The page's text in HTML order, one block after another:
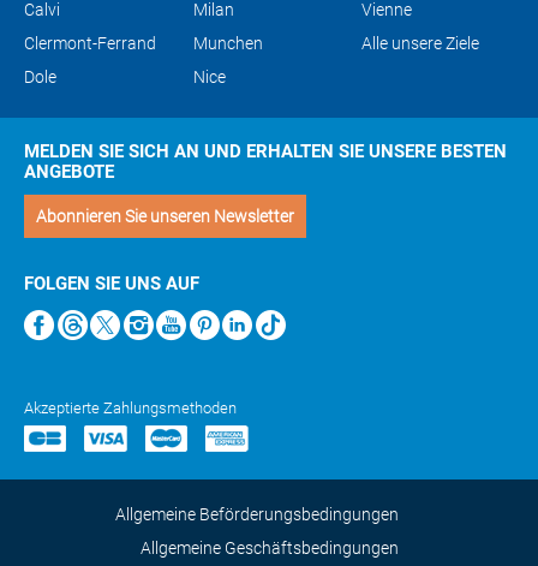
Calvi
Clermont-Ferrand
Dole
Milan
Munchen
Nice
Vienne
Alle unsere Ziele
MELDEN SIE SICH AN UND ERHALTEN SIE UNSERE BESTEN
ANGEBOTE
Abonnieren Sie unseren Newsletter
FOLGEN SIE UNS AUF
Akzeptierte Zahlungsmethoden
Allgemeine Beförderungsbedingungen
Allgemeine Geschäftsbedingungen